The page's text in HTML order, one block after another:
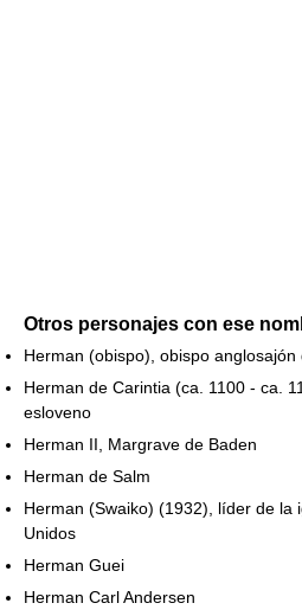
Otros personajes con ese
Herman (obispo), obispo anglosajón
Herman de Carintia (ca. 1100 - ca.
esloveno
Herman II, Margrave de Baden
Herman de Salm
Herman (Swaiko) (1932), líder de la
Unidos
Herman Guei
Herman Carl Andersen